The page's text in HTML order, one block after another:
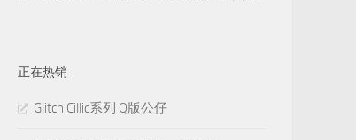
正在热销
Glitch Cillic系列 Q版公仔